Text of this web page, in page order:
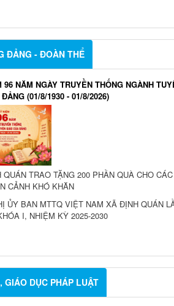
ĐẢNG - ĐOÀN THỂ
96 NĂM NGÀY TRUYỀN THỐNG NGÀNH
(01/8/1930 - 01/8/2026)
TRAO TẶNG 200 PHẦN QUÀ CHO
CẢNH KHÓ KHĂN
ỦY BAN MTTQ VIỆT NAM XÃ ĐỊNH QUÁN
I, NHIỆM KỲ 2025-2030
GIÁO DỤC PHÁP LUẬT